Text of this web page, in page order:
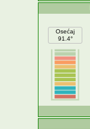
Osećaj
91.4°